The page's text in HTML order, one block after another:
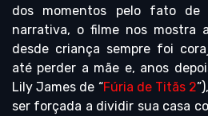
dos momentos pelo fato de
narrativa, o filme nos mostra
desde criança sempre foi
até perder a mãe e, anos
Lily James de “Fúria de Titãs 2
ser forçada a dividir sua casa